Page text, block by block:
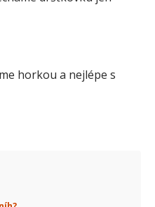
horkou a nejlépe s